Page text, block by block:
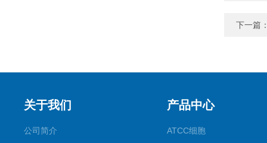
下一篇
关于我们
公司简介
产品中心
ATCC细胞